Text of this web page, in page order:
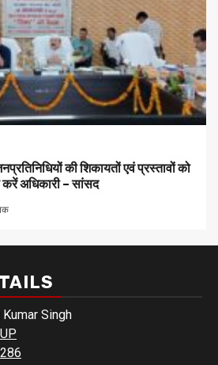
की शिकायतों एवं प्रस्तावों को
अधिकारी – सांसद
Singh